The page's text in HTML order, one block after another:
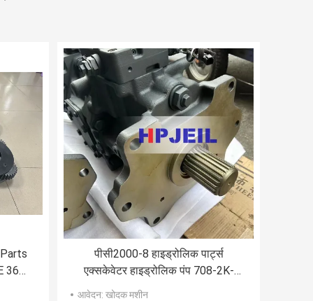
360
पीसी2000-8 हाइड्रोलिक पार्ट्स
एक्सकेवेटर हाइड्रोलिक पंप 708-2K-
00120 708-2K-00122
आवेदन: खोदक मशीन